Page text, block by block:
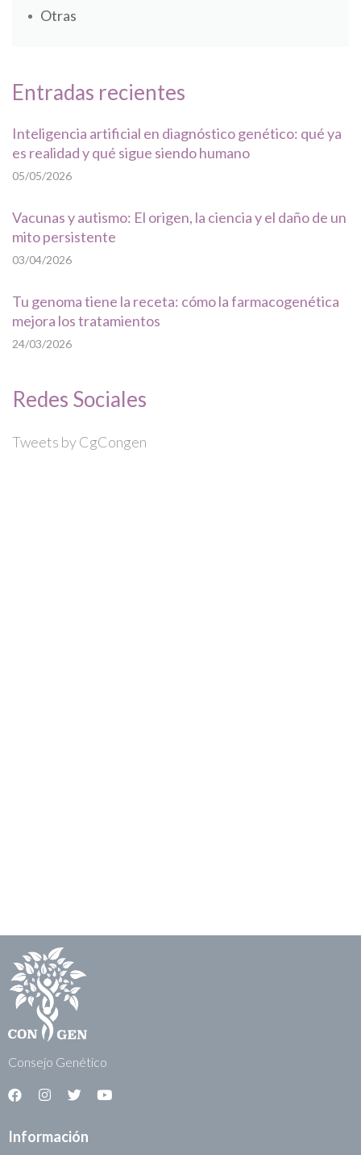
Otras
Entradas recientes
Inteligencia artificial en diagnóstico genético: qué ya
es realidad y qué sigue siendo humano
05/05/2026
Vacunas y autismo: El origen, la ciencia y el daño de un
mito persistente
03/04/2026
Tu genoma tiene la receta: cómo la farmacogenética
mejora los tratamientos
24/03/2026
Redes Sociales
Tweets by CgCongen
Consejo Genético
Información